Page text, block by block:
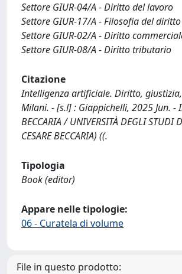
Settore GIUR-04/A - Diritto del lavoro
Settore GIUR-17/A - Filosofia del diritto
Settore GIUR-02/A - Diritto
Settore GIUR-08/A - Diritto tributario
Citazione
Intelligenza artificiale. Diritto, giustizia,
Milani. - [s.l] : Giappichelli, 2025 Jun. -
BECCARIA / UNIVERSITÀ DEGLI STUDI
CESARE BECCARIA) ((.
Tipologia
Book (editor)
Appare nelle tipologie:
06 - Curatela di volume
File in questo prodotto: